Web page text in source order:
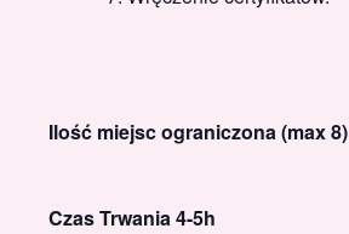
Ilość miejsc ograniczona (max 8)
Czas Trwania 4-5h